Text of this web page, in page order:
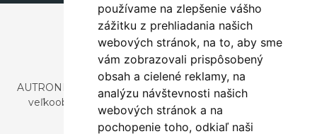
používame na zlepšenie vášho
zážitku z prehliadania našich
webových stránok, na to, aby sme
vám zobrazovali prispôsobený
obsah a cielené reklamy, na
analýzu návštevnosti našich
webových stránok a na
pochopenie toho, odkiaľ naši
AUTRONIC, s.r.o. je spoločnosť zaoberajúca sa dovozom a
veľkoobchodným predajom dizajnového aj štýlového
nábytku a dekorácií.